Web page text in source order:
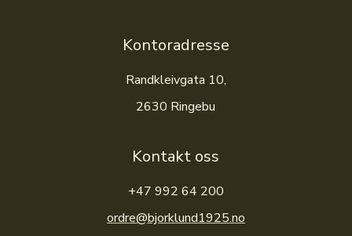
Kontoradresse
Randkleivgata 10,
2630 Ringebu
Kontakt oss
+47 992 64 200
ordre@bjorklund1925.no